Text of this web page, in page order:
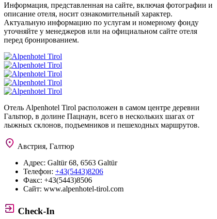
Информация, представленная на сайте, включая фотографии и
описание отеля, носит ознакомительный характер.
Актуальную информацию по услугам и номерному фонду
уточняйте у менеджеров или на официальном сайте отеля
перед бронированием.
Отель Alpenhotel Tirol расположен в самом центре деревни
Гальтюр, в долине Пацнаун, всего в нескольких шагах от
лыжных склонов, подъемников и пешеходных маршрутов.
Австрия, Галтюр
Адрес: Galtür 68, 6563 Galtür
Телефон: +43(5443)8206
Факс: +43(5443)8506
Сайт: www.alpenhotel-tirol.com
Check-In